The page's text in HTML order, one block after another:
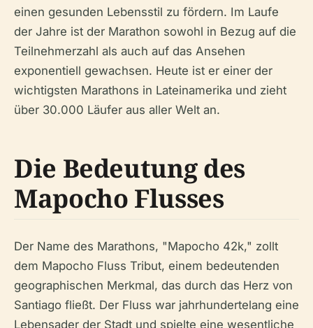
einen gesunden Lebensstil zu fördern. Im Laufe
der Jahre ist der Marathon sowohl in Bezug auf die
Teilnehmerzahl als auch auf das Ansehen
exponentiell gewachsen. Heute ist er einer der
wichtigsten Marathons in Lateinamerika und zieht
über 30.000 Läufer aus aller Welt an.
Die Bedeutung des
Mapocho Flusses
Der Name des Marathons, "Mapocho 42k," zollt
dem Mapocho Fluss Tribut, einem bedeutenden
geographischen Merkmal, das durch das Herz von
Santiago fließt. Der Fluss war jahrhundertelang eine
Lebensader der Stadt und spielte eine wesentliche